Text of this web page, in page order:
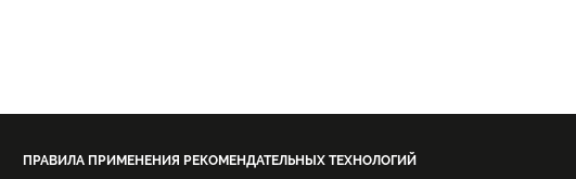
ПРАВИЛА ПРИМЕНЕНИЯ РЕКОМЕНДАТЕЛЬНЫХ ТЕХНОЛОГИЙ